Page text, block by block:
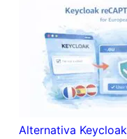
Alternativa